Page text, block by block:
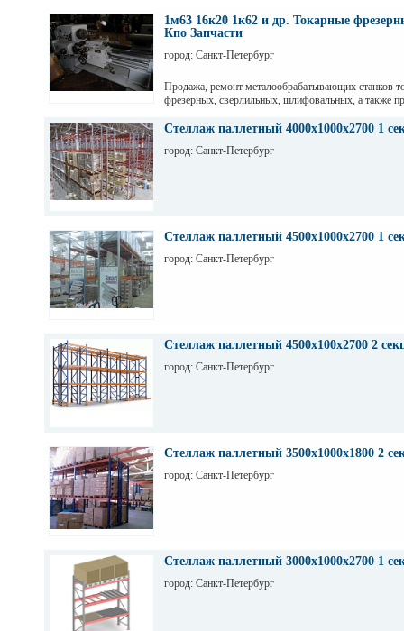
1м63 16к20 1к62 и др. Токарные
Кпо Запчасти
город: Санкт-Петербург
Продажа, ремонт металообрабатывающих станков
фрезерных, сверлильных, шлифовальных, а также
оборудования. Торг. Выбор. Пусконаладка. Санкт-
Стеллаж паллетный 4000х1000х2700 1
город: Санкт-Петербург
Стеллаж паллетный 4500х1000х2700 1
город: Санкт-Петербург
Стеллаж паллетный 4500х100х2700 2
город: Санкт-Петербург
Стеллаж паллетный 3500х1000х1800 2
город: Санкт-Петербург
Стеллаж паллетный 3000х1000х2700 1
город: Санкт-Петербург